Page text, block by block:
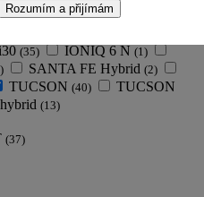
i30 (35) IONIQ 6 N (1)
SANTA FE Hybrid (2)
TUCSON (40)
TUCSON
(13)
(37)
Rozumím a přijímám